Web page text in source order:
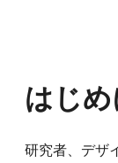
はじめ
研究者、デザ